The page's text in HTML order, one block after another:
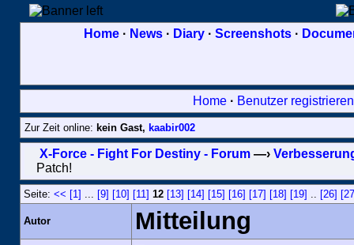
Home · News · Diary · Screenshots ·
Home · Benutzer registrieren
Zur Zeit online: kein Gast, kaabir002
X-Force - Fight For Destiny - Forum —›
Patch!
Seite: << [1] ... [9] [10] [11] 12 [13] [14] [15] [16] [17] [18] [19] .. [26]
Autor Mitteilung